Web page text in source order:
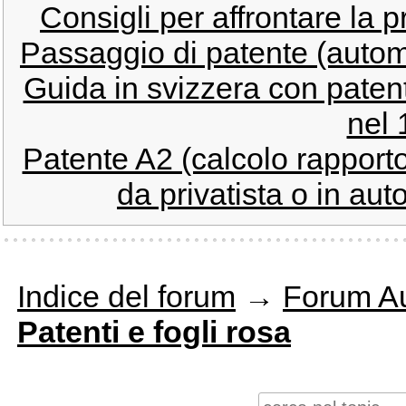
Consigli per affrontare la
Passaggio di patente
Guida in svizzera con
nel
Patente A2 (calcolo
da privatista o in
Indice del forum → Forum
Patenti e fogli rosa